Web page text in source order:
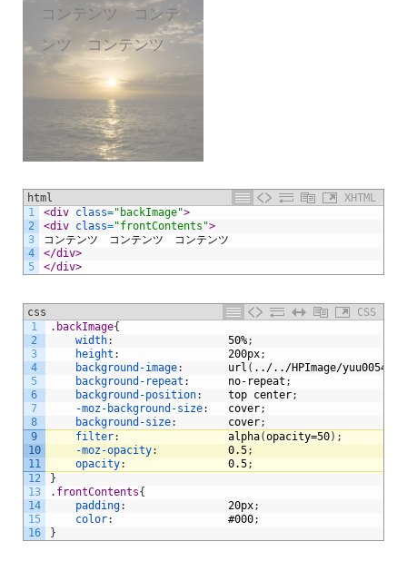
コンテンツ コンテ
ンツ コンテンツ
html
XHTML
1
2
3
4
5
<div class="backImage">
<div class="frontContents">
コンテンツ　コンテンツ　コンテンツ
</div>
</div>
css
CSS
1
2
3
4
5
6
7
8
9
10
11
12
13
14
15
16
.backImage{
width: 50%;
height : 200px;
background-image: url ( ../../HPImage/yuu0054-
background-repeat : no-repeat ;
background-position: top center;
-moz-background-size: cover;
background-size: cover;
filter: alpha(opacity=50) ;
-moz-opacity: 0.5;
opacity: 0.5;
}
.frontContents{
padding: 20px;
color: #000;
}